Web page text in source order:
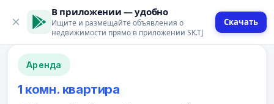
В приложении — удобно
Ищите и размещайте объявления о
недвижимости прямо в приложении SK.TJ
Скачать
12 фото
Аренда
1 комн. квартира